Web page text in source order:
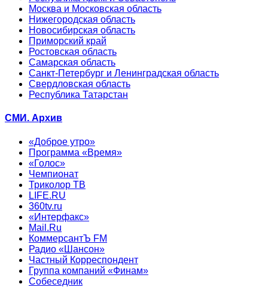
Москва и Московская область
Нижегородская область
Новосибирская область
Приморский край
Ростовская область
Самарская область
Санкт-Петербург и Ленинградская область
Свердловская область
Республика Татарстан
СМИ. Архив
«Доброе утро»
Программа «Время»
«Голос»
Чемпионат
Триколор ТВ
LIFE.RU
360tv.ru
«Интерфакс»
Mail.Ru
КоммерсантЪ FM
Радио «Шансон»
Частный Корреспондент
Группа компаний «Финам»
Собеседник